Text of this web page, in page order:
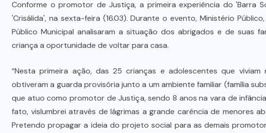
Conforme o promotor de Justiça, a primeira experiência do 'Barra
'Crisálida', na sexta-feira (16.03). Durante o evento, Ministério
Público Municipal analisaram a situação dos abrigados e de suas
criança a oportunidade de voltar para casa.
“Nesta primeira ação, das 25 crianças e adolescentes que viviam
obtiveram a guarda provisória junto a um ambiente familiar (família
que atuo como promotor de Justiça, sendo 8 anos na vara de
fato, vislumbrei através de lágrimas a grande carência de menores
Pretendo propagar a ideia do projeto social para as demais